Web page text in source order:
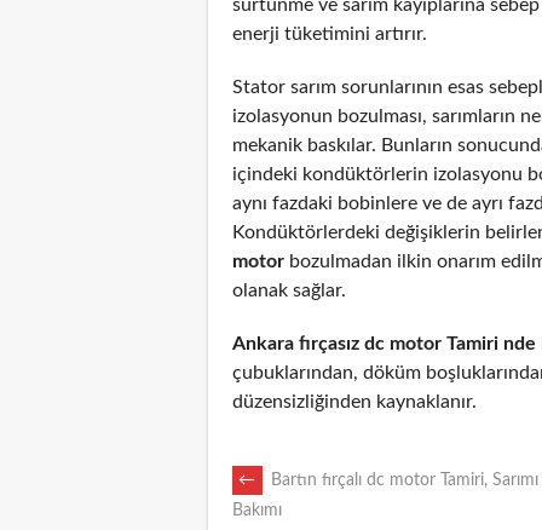
sürtünme ve sarım kayıplarına
enerji tüketimini artırır.
Stator sarım sorunlarının esas
izolasyonun bozulması, sarımların
mekanik baskılar. Bunların
içindeki kondüktörlerin izolasyonu
aynı fazdaki bobinlere ve de ayrı
Kondüktörlerdeki değişiklerin
motor bozulmadan ilkin onarım
olanak sağlar.
Ankara fırçasız dc motor Tamiri nde
çubuklarından, döküm
düzensizliğinden kaynaklanır.
POST
←
Bartın fırçalı dc motor Tamiri,
Bakımı